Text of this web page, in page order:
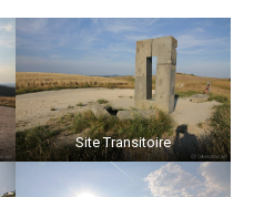
Site Transitoire